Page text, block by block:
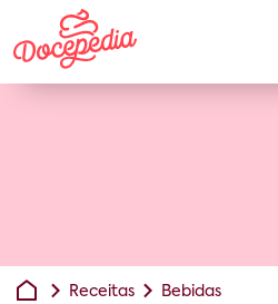
Receitas Bebidas